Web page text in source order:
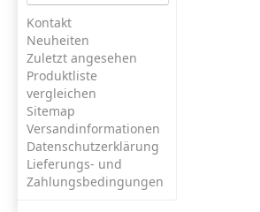
Kontakt
Neuheiten
Zuletzt angesehen
Produktliste
vergleichen
Sitemap
Versandinformationen
Datenschutzerklärung
Lieferungs- und
Zahlungsbedingungen